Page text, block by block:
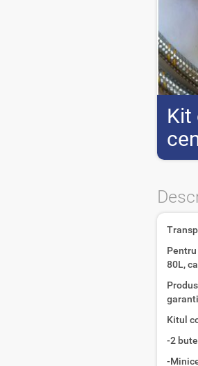
Kit
80L,
Kitul
-2
-